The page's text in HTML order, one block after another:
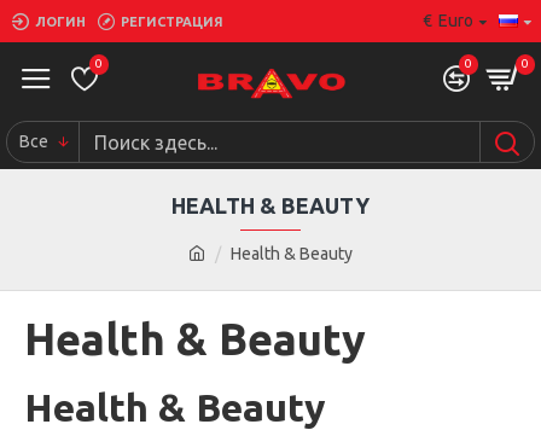
ЛОГИН РЕГИСТРАЦИЯ € Euro
0 0 0
Все
Health & Beauty
HEALTH & BEAUTY
Health & Beauty
Health & Beauty